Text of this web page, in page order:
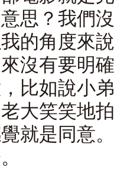
思？我們
的角度來
沒有要明
比如說小
大笑笑地
就是同意